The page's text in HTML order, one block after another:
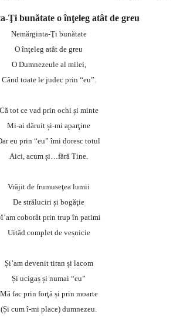
Ţi bunătate o înţeleg atât de greu
Nemărginta-Ţi bunătate
O înţeleg atât de greu
O Dumnezeule al milei,
Când toate le judec prin “eu”.
Că tot ce vad prin ochi și minte
Mi-ai dăruit și-mi aparţine
eu prin “eu” îmi doresc totul
Aici, acum și…fără Tine.
Vrăjit de frumuseţea lumii
De străluciri și bogăţie
coborât prin trup în patimi
Uitâd complet de veșnicie
Și’am devenit tiran și lacom
Și ucigaș și numai “eu”
Mă fac prin forţă și prin moarte
(Și cum î-mi place) dumnezeu.